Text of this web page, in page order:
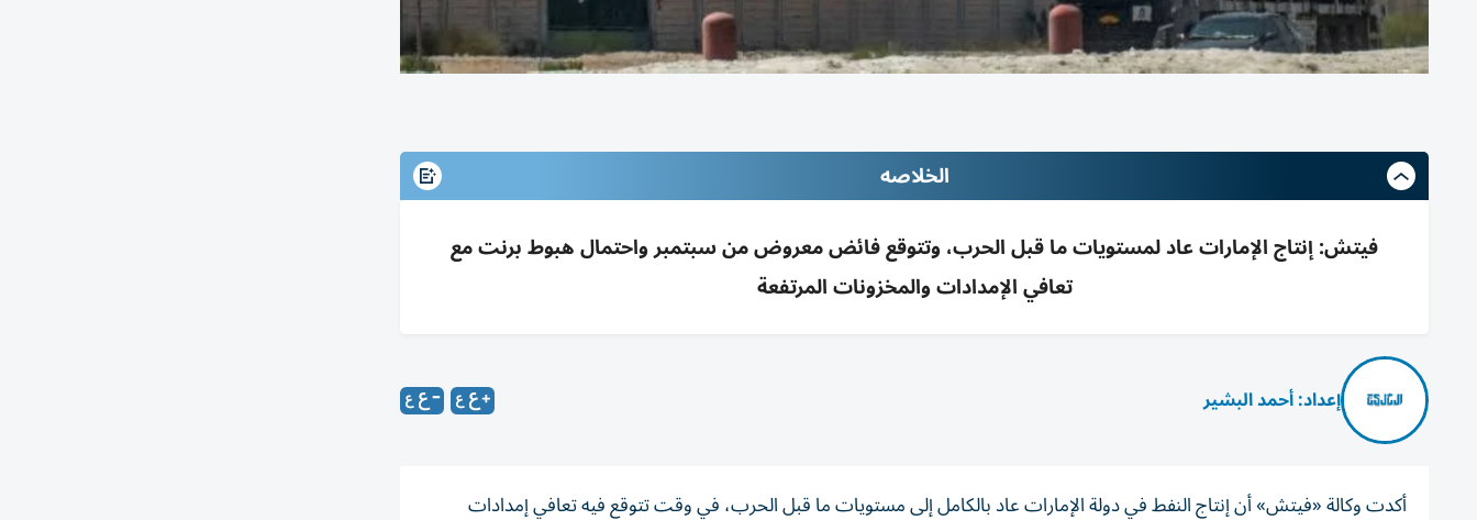
الخلاصه
فيتش: إنتاج الإمارات عاد لمستويات ما قبل الحرب، وتتوقع فائض معروض من سبتمبر واحتمال هبوط برنت مع
تعافي الإمدادات والمخزونات المرتفعة
إعداد: أحمد البشير
أكدت وكالة «فيتش» أن إنتاج النفط في دولة الإمارات عاد بالكامل إلى مستويات ما قبل الحرب، في وقت تتوقع فيه تعافي إمدادات